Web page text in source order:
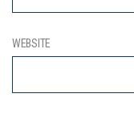
WEBSITE